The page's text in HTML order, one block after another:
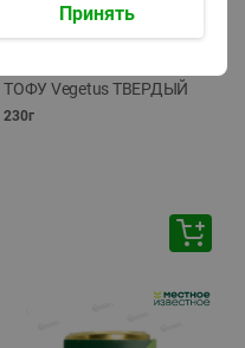
ТОФУ Vegetus ТВЕРДЫЙ
230г
Принять